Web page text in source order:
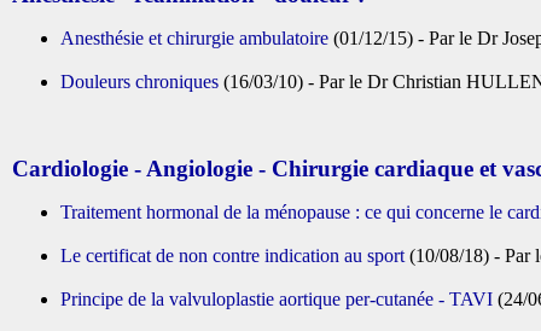
Anesthésie et chirurgie ambulatoire (01/12/15) - Par le Dr
Douleurs chroniques (16/03/10) - Par le Dr Christian
Cardiologie - Angiologie - Chirurgie cardiaque et
Traitement hormonal de la ménopause : ce qui concerne le
Le certificat de non contre indication au sport (10/08/18) -
Principe de la valvuloplastie aortique per-cutanée - TAVI (24/